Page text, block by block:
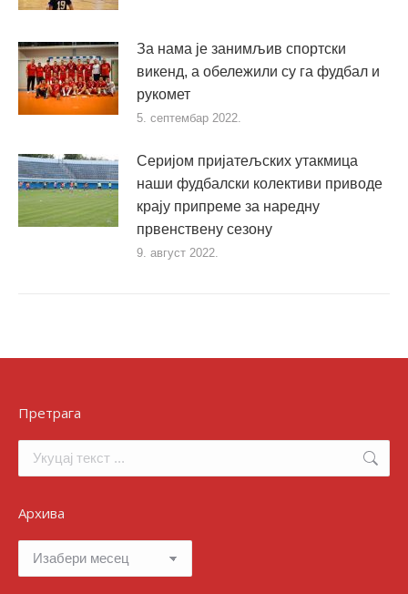
За нама је занимљив спортски
викенд, а обележили су га фудбал и
рукомет
5. септембар 2022.
Серијом пријатељских утакмица
наши фудбалски колективи приводе
крају припреме за наредну
првенствену сезону
9. август 2022.
Претрага
Архива